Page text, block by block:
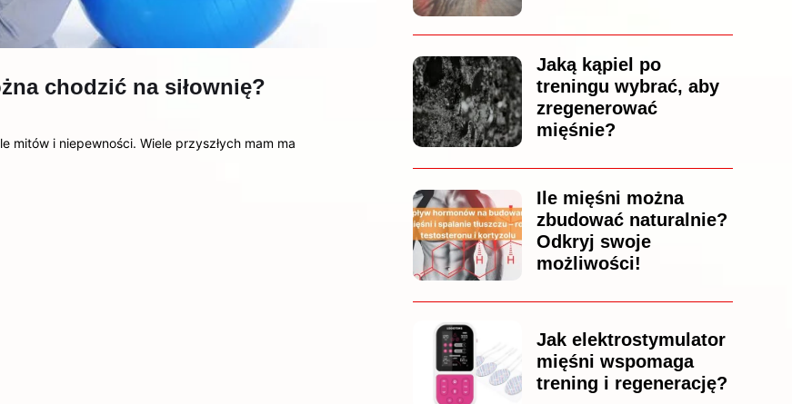
chodzić na siłownię?
i niepewności. Wiele przyszłych mam ma
Jaką kąpiel po
treningu wybrać, aby
zregenerować
mięśnie?
Ile mięśni można
zbudować naturalnie?
Odkryj swoje
możliwości!
Jak elektrostymulator
mięśni wspomaga
trening i regenerację?